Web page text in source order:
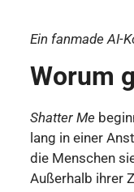
Ein fanmade AI-
Worum
Shatter Me
lang in einer
die Menschen
Außerhalb ihrer